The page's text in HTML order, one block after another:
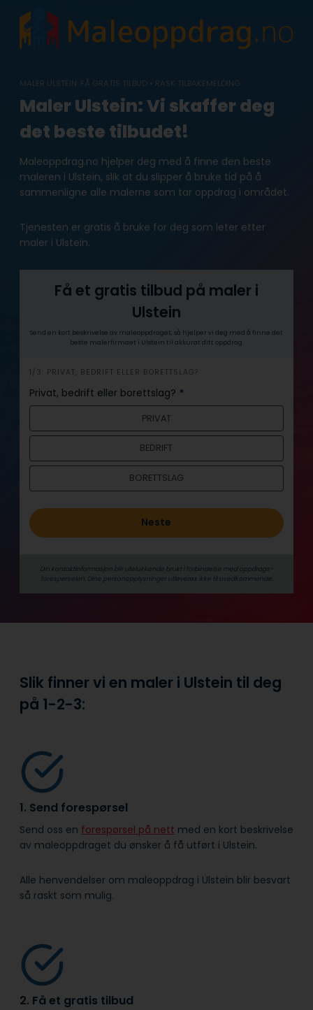
content
MALER ULSTEIN: FÅ GRATIS TILBUD • RASK TILBAKEMELDING
Maler Ulstein: Vi skaffer deg
det beste tilbudet!
Maleoppdrag.no hjelper deg med å finne den beste
maleren i Ulstein, slik at du slipper å bruke tid på å
sammenligne alle malerne som tar oppdrag i området.
Tjenesten er gratis å bruke for deg som leter etter
maler i Ulstein.
Få et gratis tilbud på maler i
Ulstein
Send en kort beskrivelse av maleoppdraget, så hjelper vi deg med å finne det
beste malerfirmaet i Ulstein til akkurat ditt oppdrag.
h
e
r
1/3: PRIVAT, BEDRIFT ELLER BORETTSLAG?
Privat, bedrift eller borettslag? *
PRIVAT
BEDRIFT
BORETTSLAG
Neste
Din kontaktinformasjon blir utelukkende brukt i forbindelse med oppdrags­
forespørselen. Dine person­­opplysninger utleveres ikke til uvedkommende.
Slik finner vi en maler i Ulstein til deg
på 1-2-3:
1. Send forespørsel
Send oss en forespørsel på nett med en kort beskrivelse
av maleoppdraget du ønsker å få utført i Ulstein.
Alle henvendelser om maleoppdrag i Ulstein blir besvart
så raskt som mulig.
2. Få et gratis tilbud